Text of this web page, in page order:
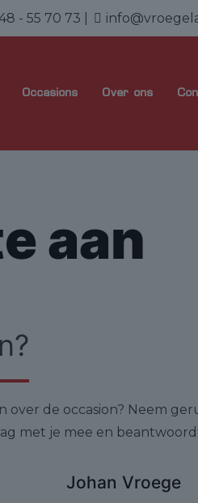
- 55 70 73
Occasions Over ons
aan
over de occasion? Neem
met je mee en
Johan Vroege